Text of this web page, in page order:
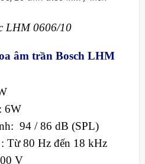
LHM 0606/10
âm trần Bosch LHM
6W
94 / 86 dB (SPL)
Từ 80 Hz đến 18 kHz
V